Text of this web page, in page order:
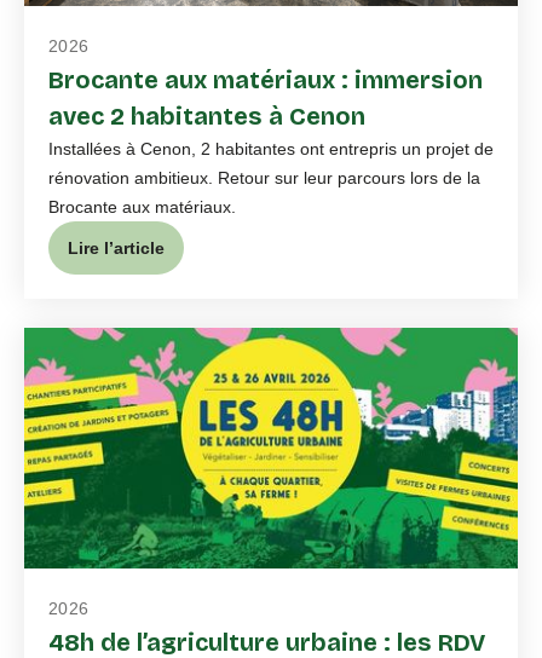
2026
Brocante aux matériaux : immersion
avec 2 habitantes à Cenon
Installées à Cenon, 2 habitantes ont entrepris un projet de
rénovation ambitieux. Retour sur leur parcours lors de la
Brocante aux matériaux.
Lire l’article
2026
48h de l’agriculture urbaine : les RDV